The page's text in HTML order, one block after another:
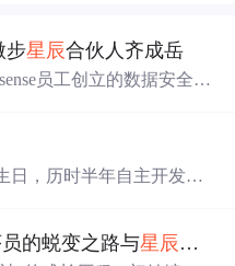
步星辰合伙人齐成岳
员工创立的数据安全公
产品，并在2018年获得
榜的中国DLP厂商。创始
，历时半年自主开发We
从零构建全栈网站的真实
的蜕变之路与星辰大海